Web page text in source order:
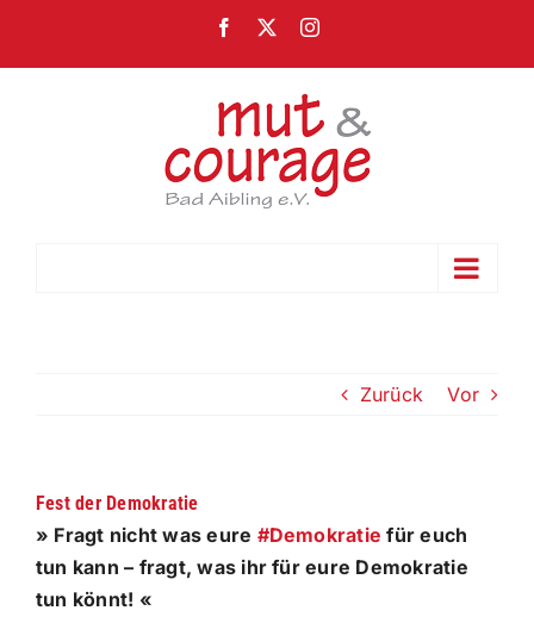
Facebook Instagram
Zurück Vor
Fest der Demokratie
» Fragt nicht was eure #Demokratie für euch
tun kann – fragt, was ihr für eure Demokratie
tun könnt! «